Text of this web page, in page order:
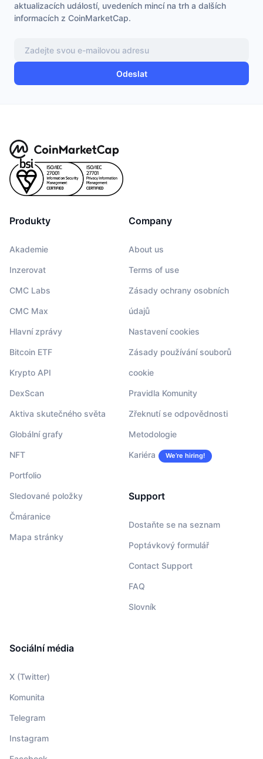
aktualizacích událostí, uvedeních mincí na trh a dalších
informacích z CoinMarketCap.
Odeslat
Produkty
Akademie
Inzerovat
CMC Labs
CMC Max
Hlavní zprávy
Bitcoin ETF
Krypto API
DexScan
Aktiva skutečného světa
Globální grafy
NFT
Portfolio
Sledované položky
Čmáranice
Mapa stránky
Company
About us
Terms of use
Zásady ochrany osobních
údajů
Nastavení cookies
Zásady používání souborů
cookie
Pravidla Komunity
Zřeknutí se odpovědnosti
Metodologie
Kariéra We’re hiring!
Support
Dostaňte se na seznam
Poptávkový formulář
Contact Support
FAQ
Slovník
Sociální média
X (Twitter)
Komunita
Telegram
Instagram